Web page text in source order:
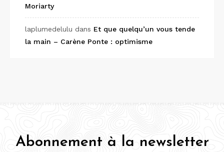
Moriarty
laplumedelulu dans Et que quelqu’un vous tende
la main – Carène Ponte : optimisme
Abonnement à la newsletter